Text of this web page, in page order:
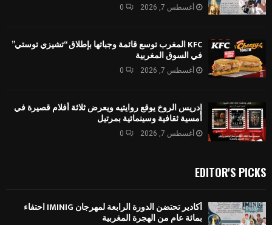
أغسطس 7, 2026 0
KFC المغرب توسع قائمة وجباتها بإطلاق “تشيزي توستي”
في السوق المغربية
أغسطس 7, 2026 0
إدريس الروخ يوقع روايتيه ويعرض ثلاثة أفلام قصيرة في
أمسية ثقافية وسينمائية بمرتيل
أغسطس 7, 2026 0
EDITOR'S PICKS
أكادير تحتضن الدورة الرابعة لمهرجان IMINIG احتفاء
بمائة عام من الهجرة المغربية